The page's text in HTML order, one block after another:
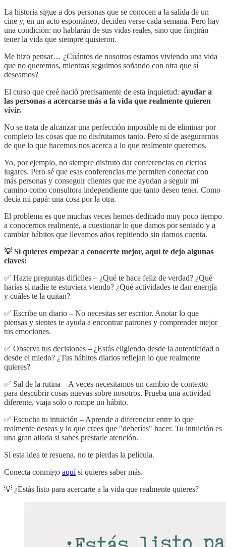
La historia sigue a dos personas que se conocen a la salida de un
cine y, en un acto espontáneo, deciden verse cada semana. Pero hay
una condición: no hablarán de sus vidas reales, sino que fingirán
tener la vida que siempre quisieron.
Me hizo pensar… ¿Cuántos de nosotros estamos viviendo una vida
que no queremos, mientras seguimos soñando con otra que sí
deseamos?
El curso que creé nació precisamente de esta inquietud: ayudar a
las personas a acercarse más a la vida que realmente quieren
vivir.
No se trata de alcanzar una perfección imposible ni de eliminar por
completo las cosas que no disfrutamos tanto. Pero sí de asegurarnos
de que lo que hacemos nos acerca a lo que realmente queremos.
Yo, por ejemplo, no siempre disfruto dar conferencias en ciertos
lugares. Pero sé que esas conferencias me permiten conectar con
más personas y conseguir clientes que me ayudan a seguir mi
camino como consultora independiente que tanto deseo tener. Como
decía mi papá: una cosa por la otra.
El problema es que muchas veces hemos dedicado muy poco tiempo
a conocernos realmente, a cuestionar lo que damos por sentado y a
cambiar hábitos que llevamos años repitiendo sin darnos cuenta.
💡 Si quieres empezar a conocerte mejor, aquí te dejo algunas
claves:
✅ Hazte preguntas difíciles – ¿Qué te hace feliz de verdad? ¿Qué
harías si nadie te estuviera viendo? ¿Qué actividades te dan energía
y cuáles te la quitan?
✅ Escribe un diario – No necesitas ser escritor. Anotar lo que
piensas y sientes te ayuda a encontrar patrones y comprender mejor
tus emociones.
✅ Observa tus decisiones – ¿Estás eligiendo desde la autenticidad o
desde el miedo? ¿Tus hábitos diarios reflejan lo que realmente
quieres?
✅ Sal de la rutina – A veces necesitamos un cambio de contexto
para descubrir cosas nuevas sobre nosotros. Prueba una actividad
diferente, viaja solo o rompe un hábito.
✅ Escucha tu intuición – Aprende a diferenciar entre lo que
realmente deseas y lo que crees que "deberías" hacer. Tu intuición es
una gran aliada si sabes prestarle atención.
Si esta idea te resuena, no te pierdas la película.
Conecta conmigo aquísi quieres saber más.
💡 ¿Estás listo para acercarte a la vida que realmente quieres?